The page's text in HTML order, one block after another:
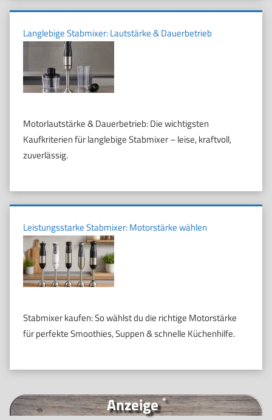
Langlebige Stabmixer: Lautstärke & Dauerbetrieb
Motorlautstärke & Dauerbetrieb: Die wichtigsten
Kaufkriterien für langlebige Stabmixer – leise, kraftvoll,
zuverlässig.
Leistungsstarke Stabmixer: Motorstärke wählen
Stabmixer kaufen: So wählst du die richtige Motorstärke
für perfekte Smoothies, Suppen & schnelle Küchenhilfe.
Anzeige*